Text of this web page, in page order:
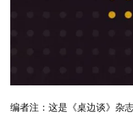
编者注：这是《桌边谈》杂